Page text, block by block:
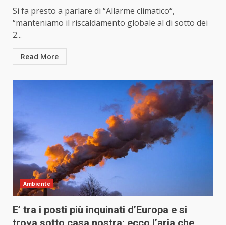
Si fa presto a parlare di “Allarme climatico“,
“manteniamo il riscaldamento globale al di sotto dei
2...
Read More
Ambiente
E’ tra i posti più inquinati d’Europa e si